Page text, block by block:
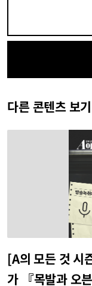
다른 콘텐츠 보기
[A의 모든 것 시
가 『목발과 오